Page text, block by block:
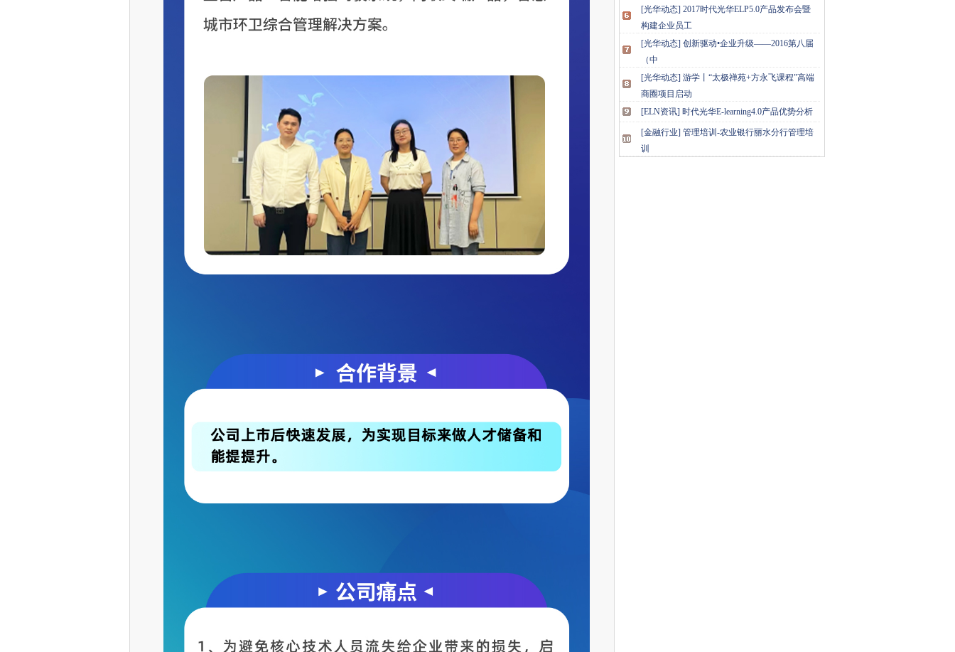
[光华动态] 2017时代光华ELP5.0产品发布会暨
构建企业员工
[光华动态] 创新驱动•企业升级——2016第八届
（中
[光华动态] 游学丨“太极禅苑+方永飞课程”高端
商圈项目启动
[ELN资讯] 时代光华E-learning4.0产品优势分析
[金融行业] 管理培训-农业银行丽水分行管理培
训